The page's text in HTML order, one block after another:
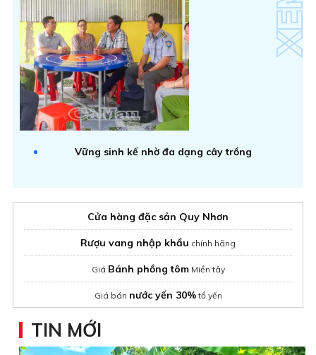
Vững sinh kế nhờ đa dạng cây trồng
Cửa hàng đặc sản Quy Nhơn
Rượu vang nhập khẩu chính hãng
Giá Bánh phồng tômMiền tây
Giá bán nước yến 30%tổ yến
Bánh kẹo
XSMN hôm nay
TIN MỚI